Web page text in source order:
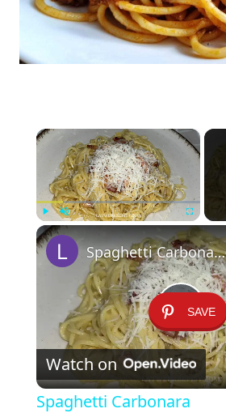
×
Play Unmute Fullscreen
SAVE
P
l
Spaghetti Carbonara
Watch on
Spaghetti Carbonara